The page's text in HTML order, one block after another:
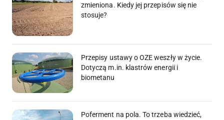
zmieniona. Kiedy jej przepisów się nie
stosuje?
Przepisy ustawy o OZE weszły w życie.
Dotyczą m.in. klastrów energii i
biometanu
Poferment na pola. To trzeba wiedzieć,